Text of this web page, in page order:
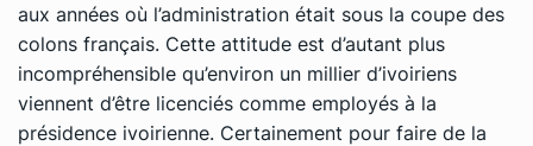
aux années où l’administration était sous la coupe des
colons français. Cette attitude est d’autant plus
incompréhensible qu’environ un millier d’ivoiriens
viennent d’être licenciés comme employés à la
présidence ivoirienne. Certainement pour faire de la